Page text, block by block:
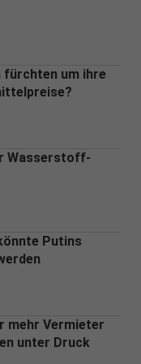
fürchten um ihre
Wasserstoff-
Putins
mehr Vermieter
unter Druck